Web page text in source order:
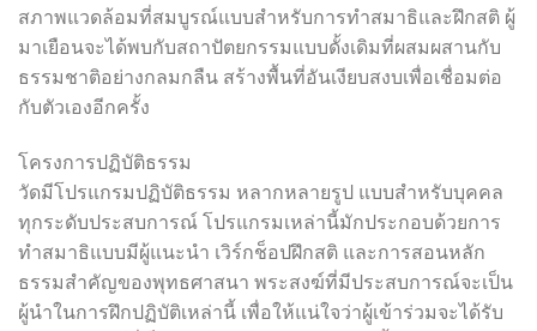
สภาพแวดล้อมที่สมบูรณ์แบบสำหรับการทำสมาธิและฝึกสติ ผู้
มาเยือนจะได้พบกับสถาปัตยกรรมแบบดั้งเดิมที่ผสมผสานกับ
ธรรมชาติอย่างกลมกลืน สร้างพื้นที่อันเงียบสงบเพื่อเชื่อมต่อ
กับตัวเองอีกครั้ง
โครงการปฏิบัติธรรม
วัดมีโปรแกรมปฏิบัติธรรม หลากหลายรูป แบบสำหรับบุคคล
ทุกระดับประสบการณ์ โปรแกรมเหล่านี้มักประกอบด้วยการ
ทำสมาธิแบบมีผู้แนะนำ เวิร์กช็อปฝึกสติ และการสอนหลัก
ธรรมสำคัญของพุทธศาสนา พระสงฆ์ที่มีประสบการณ์จะเป็น
ผู้นำในการฝึกปฏิบัติเหล่านี้ เพื่อให้แน่ใจว่าผู้เข้าร่วมจะได้รับ